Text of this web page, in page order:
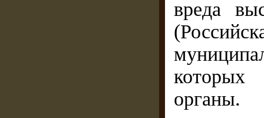
вреда
которых
органы.